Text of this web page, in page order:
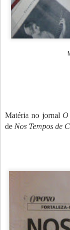
Matéria no jornalO
de Nos Tempos de